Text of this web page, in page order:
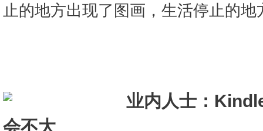
止的地方出现了图画，生活停止的地
业内人士：
会不大